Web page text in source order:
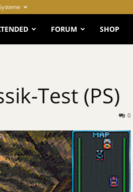
FORUM SHOP
Test (PS)
0